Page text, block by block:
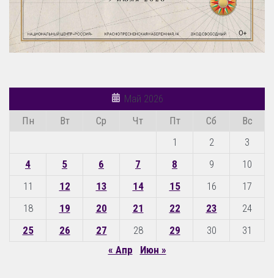
Май 2026
Пн
Вт Ср Чт Пт Сб
Вс
1
2
3
4
5 6 7 8 9
10
11
12 13 14 15 16
17
18
19 20 21 22 23
24
25
26 27 28 29 30
31
« Апр
Июн »